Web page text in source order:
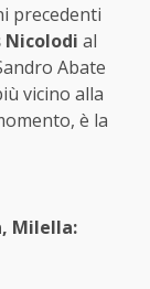
precedenti
Nicolodi al
Abate
vicino alla
è la
Milella: